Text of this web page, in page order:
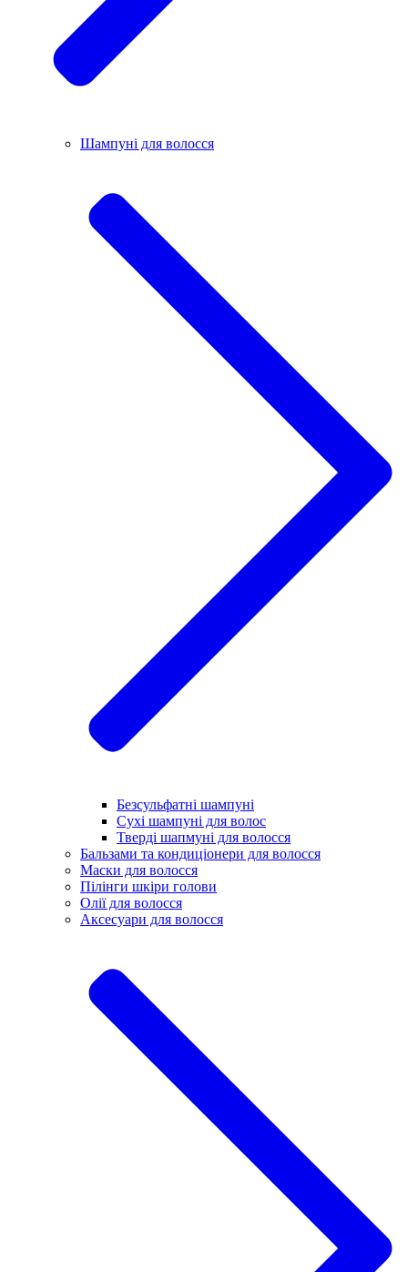
Шампуні для волосся
Безсульфатні шампуні
Сухі шампуні для волос
Тверді шапмуні для волосся
Бальзами та кондиціонери для волосся
Маски для волосся
Пілінги шкіри голови
Олії для волосся
Аксесуари для волосся